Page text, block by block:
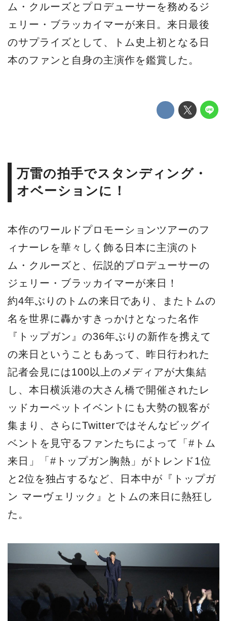
ム・クルーズとプロデューサーを務めるジ
ェリー・ブラッカイマーが来日。来日最後
のサプライズとして、トム史上初となる日
本のファンと自身の主演作を鑑賞した。
万雷の拍手でスタンディング・
オベーションに！
本作のワールドプロモーションツアーのフ
ィナーレを華々しく飾る日本に主演のト
ム・クルーズと、伝説的プロデューサーの
ジェリー・ブラッカイマーが来日！
約4年ぶりのトムの来日であり、またトムの
名を世界に轟かすきっかけとなった名作
『トップガン』の36年ぶりの新作を携えて
の来日ということもあって、昨日行われた
記者会見には100以上のメディアが大集結
し、本日横浜港の大さん橋で開催されたレ
ッドカーペットイベントにも大勢の観客が
集まり、さらにTwitterではそんなビッグイ
ベントを見守るファンたちによって「#トム
来日」「#トップガン胸熱」がトレンド1位
と2位を独占するなど、日本中が『トップガ
ン マーヴェリック』とトムの来日に熱狂し
た。